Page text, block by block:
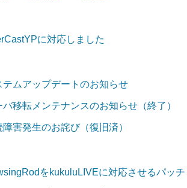
に対応しました
テムアップデートのお知らせ
バ移転メンテナンスのお知らせ（終了）
障害発生のお詫び（復旧済）
をkukuluLIVEに対応させるパッチ